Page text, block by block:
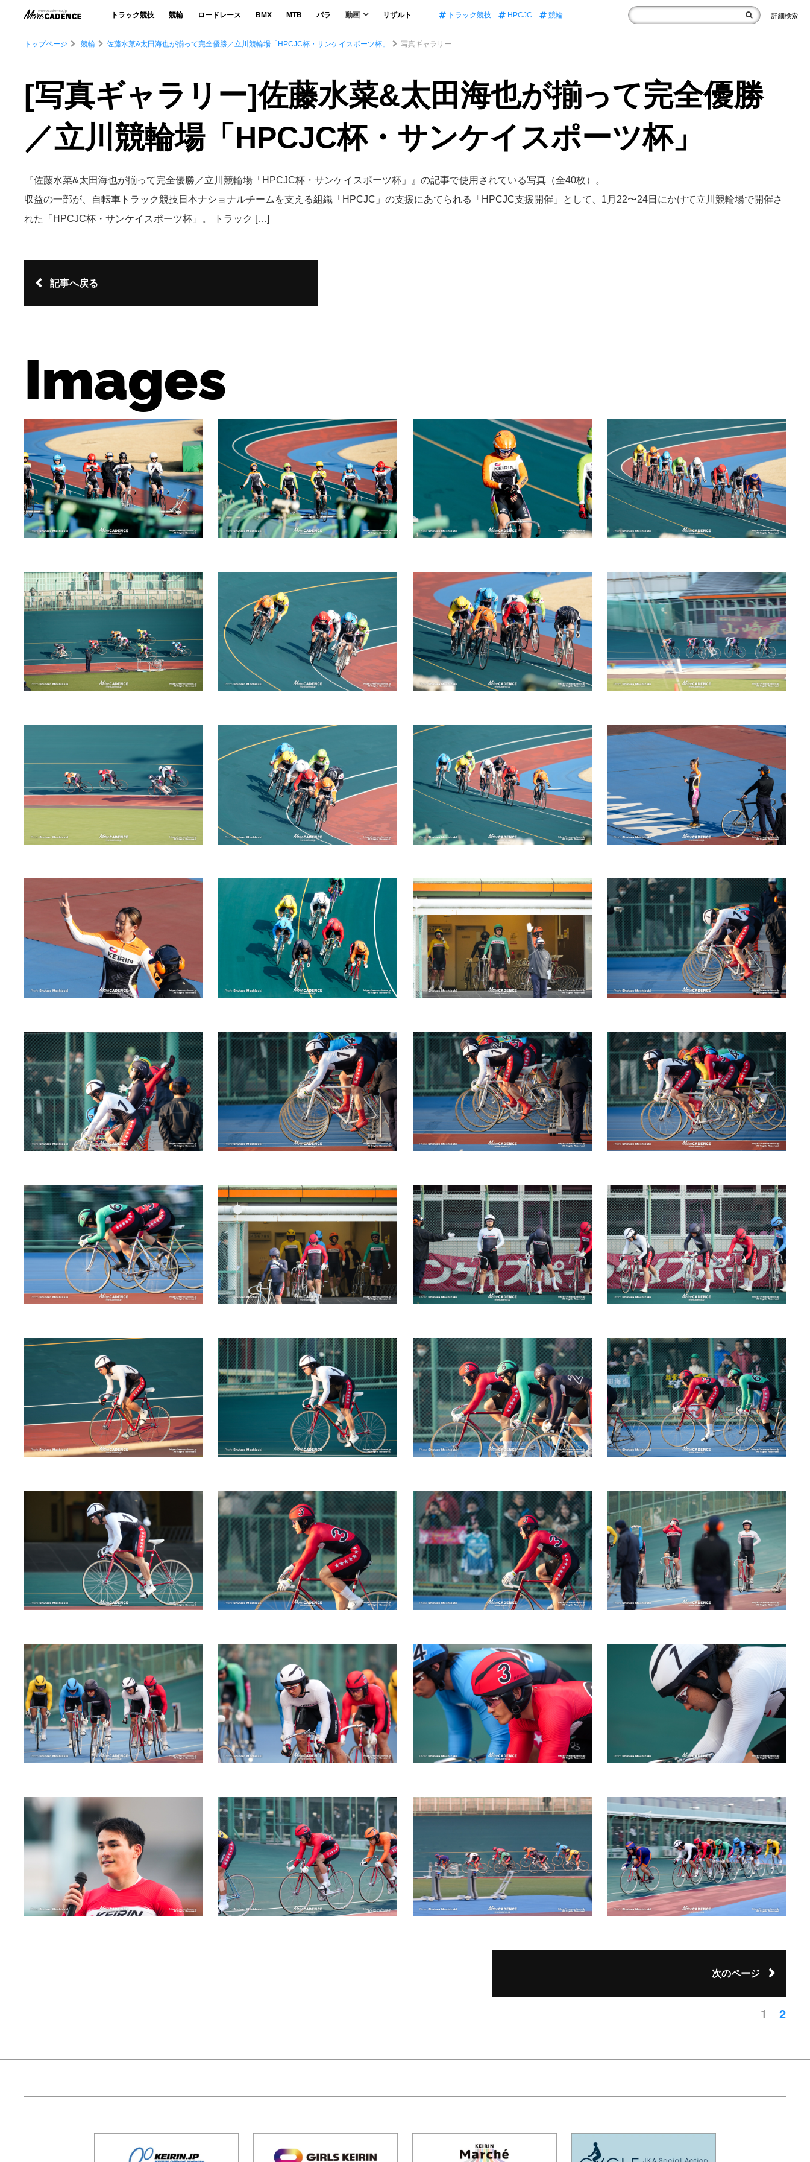
トラック競技 競輪 ロードレース BMX MTB パラ 動画 リザルト トラック競技 HPCJC 競輪 詳細検索
トップページ 競輪 佐藤水菜&太田海也が揃って完全優勝／立川競輪場「HPCJC杯・サンケイスポーツ杯」 写真ギャラリー
[写真ギャラリー]佐藤水菜&太田海也が揃って完全優勝
／立川競輪場「HPCJC杯・サンケイスポーツ杯」
『佐藤水菜&太田海也が揃って完全優勝／立川競輪場「HPCJC杯・サンケイスポーツ杯」』の記事で使用されている写真（全40枚）。
収益の一部が、自転車トラック競技日本ナショナルチームを支える組織「HPCJC」の支援にあてられる「HPCJC支援開催」として、1月22〜24日にかけて立川競輪場で開催さ
れた「HPCJC杯・サンケイスポーツ杯」。 トラック […]
記事へ戻る
Images
次のページ
1 2